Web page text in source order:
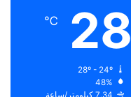
28
℃
48%
7.34 كيلومتر/ساعة